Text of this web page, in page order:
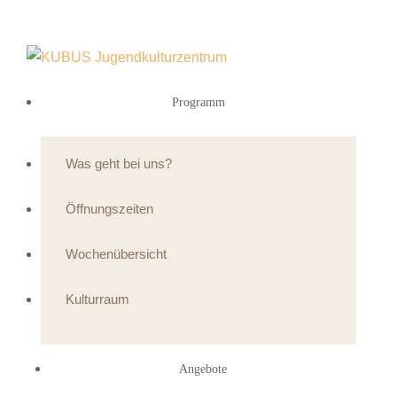
Programm
Was geht bei uns?
Öffnungszeiten
Wochenübersicht
Kulturraum
Angebote